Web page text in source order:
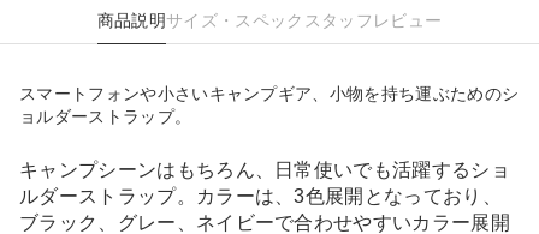
商品説明サイズ・スペック スタッフレビュー
スマートフォンや小さいキャンプギア、小物を持ち運ぶためのシ
ョルダーストラップ。
キャンプシーンはもちろん、日常使いでも活躍するショ
ルダーストラップ。カラーは、3色展開となっており、
ブラック、グレー、ネイビーで合わせやすいカラー展開